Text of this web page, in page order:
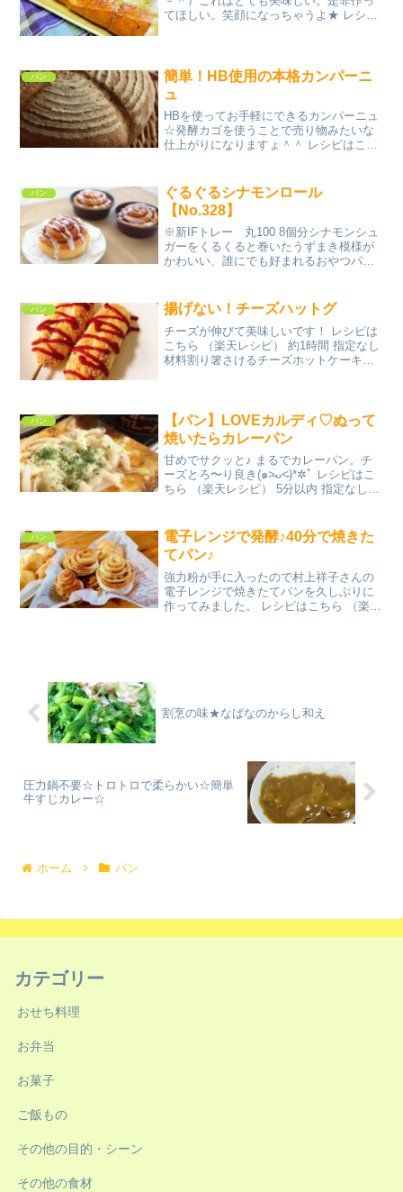
てほしい。笑顔になっちゃうよ★ レシピ
●パセリみ...
パン
簡単！HB使用の本格カンパーニ
ュ
HBを使ってお手軽にできるカンパーニュ
☆発酵カゴを使うことで売り物みたいな
仕上がりになりますょ＾＾ レシピはこち
リン塩ドライイーストみんなのレビュー
パン
ぐるぐるシナモンロール
【No.328】
※新IFトレー 丸100 8個分シナモンシュ
ガーをくるくると巻いたうずまき模様が
かわいい、誰にでも好まれるおやつパン
薄力粉砂糖塩ドライイーストスキムミル
ク無塩バ...
パン 揚げない！チーズハットグ
チーズが伸びて美味しいです！ レシピは
こちら （楽天レシピ） 約1時間 指定なし
材料割り箸さけるチーズホットケーキミ
パン
【パン】LOVEカルディ♡ぬって
焼いたらカレーパン
甘めでサクッと♪ まるでカレーパン。チ
ーズとろ〜り良き(๑˃̵ᴗ˂̵)*✲ﾟ レシピはこ
ちら （楽天レシピ） 5分以内 指定なし
パセリみんなのレビュー
パン
電子レンジで発酵♪40分で焼きた
てパン♪
強力粉が手に入ったので村上祥子さんの
電子レンジで焼きたてパンを久しぶりに
作ってみました。 レシピはこちら （楽天
割烹の味★なばなのからし和え
圧力鍋不要☆トロトロで柔らかい☆簡単
牛すじカレー☆
ホーム パン
カテゴリー
おせち料理
お弁当
お菓子
ご飯もの
その他の目的・シーン
その他の食材